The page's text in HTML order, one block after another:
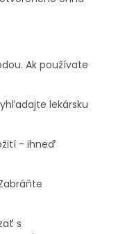
Ak používate
lekársku
- ihneď
s